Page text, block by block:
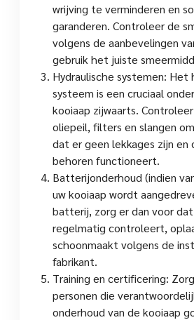
wrijving te verminderen en
garanderen. Controleer de
volgens de aanbevelingen
gebruik het juiste
Hydraulische systemen: Het
systeem is een cruciaal
kooiaap zijwaarts.
oliepeil, filters en slangen
dat er geen lekkages zijn en
behoren functioneert.
Batterijonderhoud (indien
uw kooiaap wordt
batterij, zorg er dan voor
regelmatig controleert,
schoonmaakt volgens de
fabrikant.
Training en certificering:
personen die
onderhoud van de kooiaap